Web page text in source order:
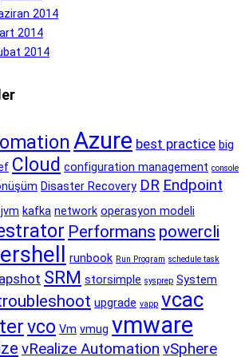
2014
2014
2014
Azure best practice big
Cloud configuration management console
Disaster Recovery DR Endpoint
jvm kafka network operasyon modeli
Performans powercli
runbook Run Program schedule task
SRM storsimple sysprep System
upgrade vapp vcac
vco Vm vmug vmware
vRealize Automation vSphere